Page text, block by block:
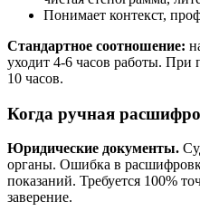
Понимает контекст,
Стандартное соотношение:
уходит 4-6 часов работы. При
10 часов.
Когда ручная
Юридические документы.
органы. Ошибка в
показаний. Требуется 100%
заверение.